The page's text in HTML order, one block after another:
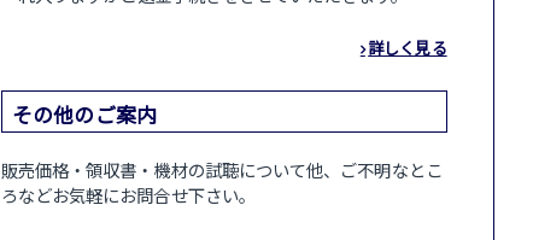
詳しく見る
その他のご案内
販売価格・領収書・機材の試聴について他、ご不明なとこ
ろなどお気軽にお問合せ下さい。